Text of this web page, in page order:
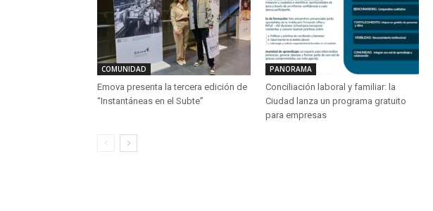
COMUNIDAD
Emova presenta la tercera edición de
“Instantáneas en el Subte”
PANORAMA
Conciliación laboral y familiar: la
Ciudad lanza un programa gratuito
para empresas